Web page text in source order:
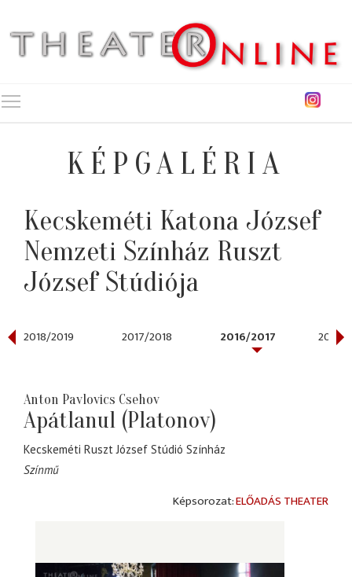
KÉPGALÉRIA
Kecskeméti Katona József
Nemzeti Színház Ruszt
József Stúdiója
2018/2019 2017/2018 2016/2017 2015/
Anton Pavlovics Csehov
Apátlanul (Platonov)
Kecskeméti Ruszt József Stúdió Színház
Színmű
ELŐADÁS THEATER